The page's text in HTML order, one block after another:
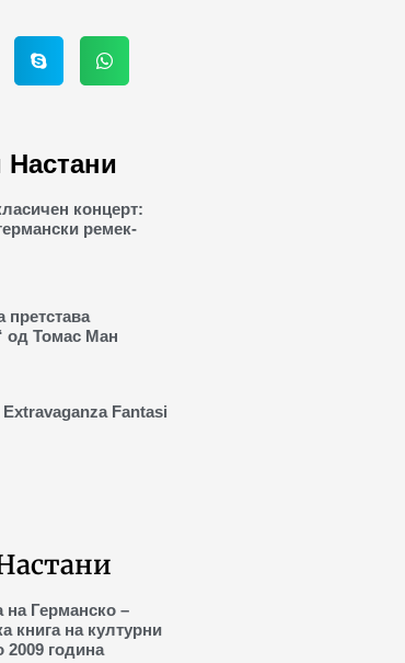
Настани
концерт:
ремек-
претстава
од Томас Ман
Fantasi
на Германско –
книга на културни
2009 година